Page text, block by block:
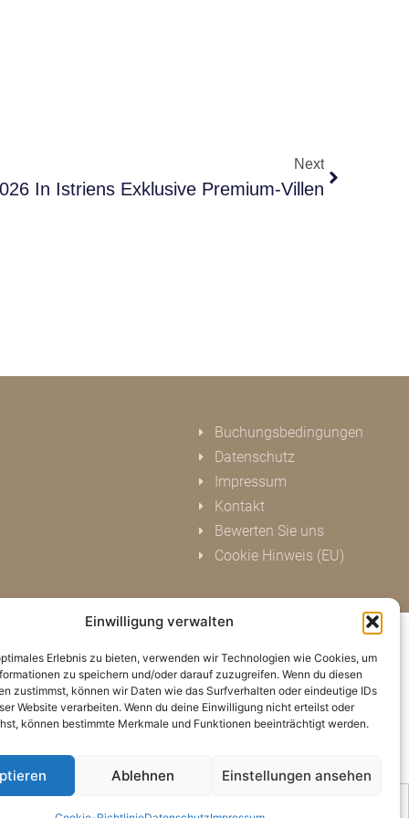
Einwilligung verwalten
Erlebnis zu bieten, verwenden wir Technologien wie Cookies, um
zu speichern und/oder darauf zuzugreifen. Wenn du diesen
zustimmst, können wir Daten wie das Surfverhalten oder eindeutige IDs
Website verarbeiten. Wenn du deine Einwilligung nicht erteilst oder
können bestimmte Merkmale und Funktionen beeinträchtigt werden.
Ablehnen Einstellungen ansehen
Next
In Istriens Exklusive Premium-Villen
Buchungsbedingungen
Datenschutz
Impressum
Kontakt
Bewerten Sie uns
Cookie Hinweis (EU)